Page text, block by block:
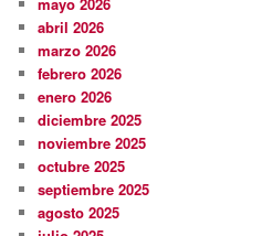
abril 2026
marzo 2026
febrero 2026
enero 2026
diciembre 2025
noviembre 2025
octubre 2025
septiembre 2025
agosto 2025